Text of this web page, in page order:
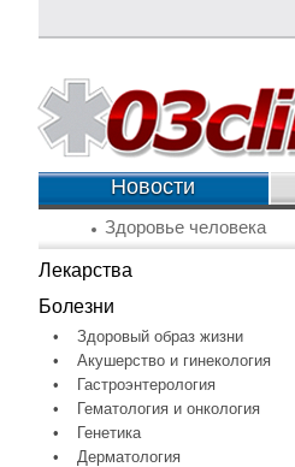
Новости
Здоровье человека
Лекарства
Болезни
•
Здоровый образ жизни
•
Акушерство и гинекология
•
Гастроэнтерология
•
Гематология и онкология
•
Генетика
•
Дерматология